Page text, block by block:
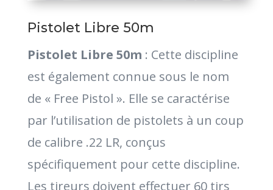
Pistolet Libre 50m
Pistolet Libre 50m : Cette discipline
est également connue sous le nom
de « Free Pistol ». Elle se caractérise
par l’utilisation de pistolets à un coup
de calibre .22 LR, conçus
spécifiquement pour cette discipline.
Les tireurs doivent effectuer 60 tirs